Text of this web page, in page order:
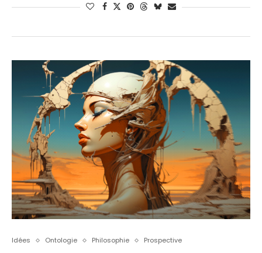
Idées Ontologie Philosophie Prospective